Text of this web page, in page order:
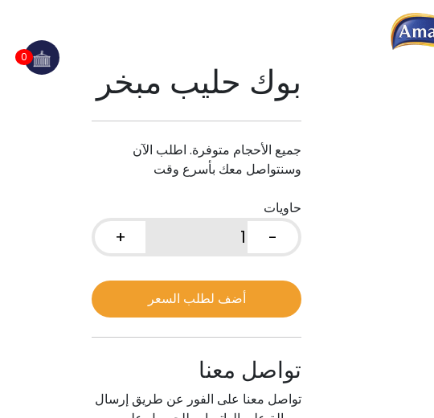
0
بوك حليب مبخر
جميع الأحجام متوفرة. اطلب الآن
وسنتواصل معك بأسرع وقت
حاويات
-
حليب
مبخر
+
أضف لطلب السعر
تواصل معنا
تواصل معنا على الفور عن طريق إرسال